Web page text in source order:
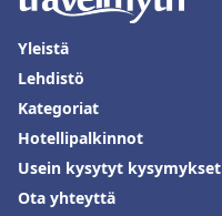
Yleistä
Lehdistö
Kategoriat
Hotellipalkinnot
Usein kysytyt kysymykset
Ota yhteyttä